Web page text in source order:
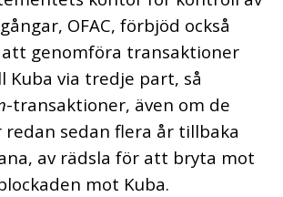
OFAC, förbjöd också
att genomföra transaktioner
Kuba via tredje part, så
-transaktioner, även om de
sedan flera år tillbaka
av rädsla för att bryta mot
mot Kuba.